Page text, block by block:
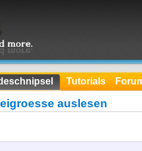
Tutorials
auslesen